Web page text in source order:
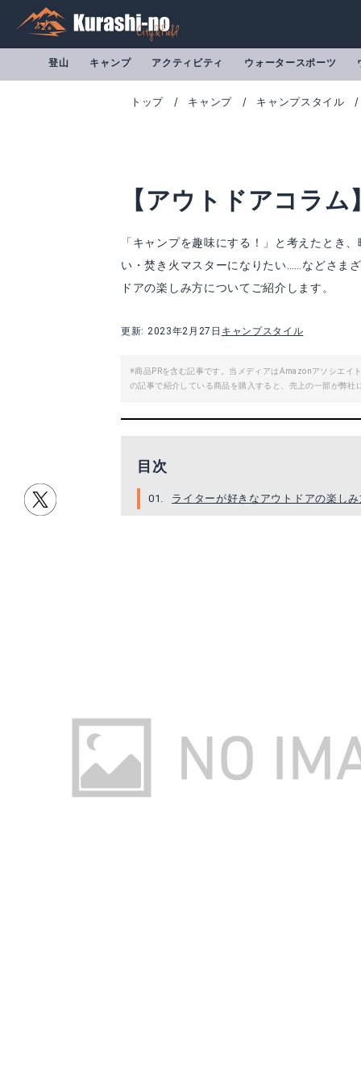
登山 キャンプ アクティビティ ウォータースポーツ
トップ キャンプ キャンプスタイル
【アウトドアコラ
「キャンプを趣味にする！」と考えたとき
い・焚き火マスターになりたい……などさま
ドアの楽しみ方についてご紹介します。
更新: 2023年2月27日 キャンプスタイル
※商品PRを含む記事です。当メディアはAmazonアソシエイ
の記事で紹介している商品を購入すると、売上の一部が弊社
目次
ライターが好きなアウトドアの楽しみ